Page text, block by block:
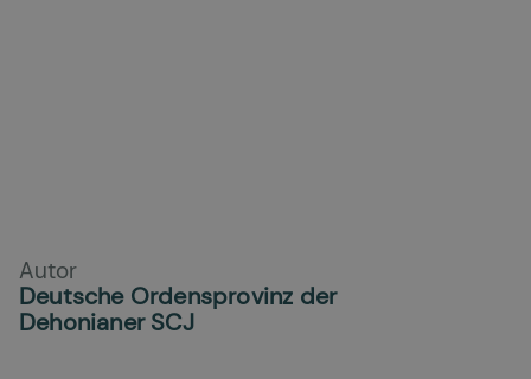
Autor
Deutsche Ordensprovinz der
Dehonianer SCJ